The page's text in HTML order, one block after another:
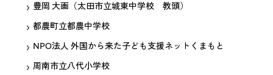
豊岡 大画（太田市立城東中学校 教頭）
都農町立都農中学校
NPO法人 外国から来た子ども支援ネットくまもと
周南市立八代小学校